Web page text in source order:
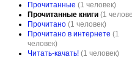
Прочитанные (1 человек)
Прочитанные книги (1
Прочитано (1 человек)
Прочитано в интернете (1
человек)
Читать-качать! (1 человек)